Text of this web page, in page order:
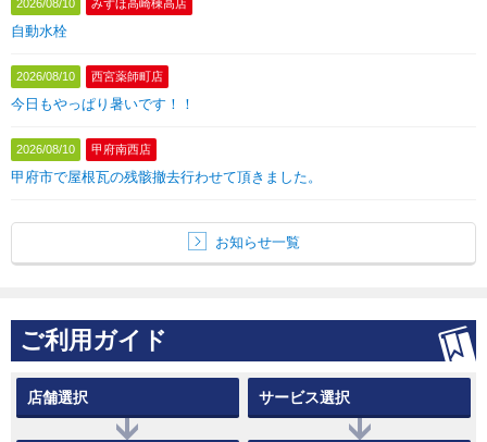
2026/08/10 みずほ高崎棟高店
自動水栓
2026/08/10 西宮薬師町店
今日もやっぱり暑いです！！
2026/08/10 甲府南西店
甲府市で屋根瓦の残骸撤去行わせて頂きました。
お知らせ一覧
ご利用ガイド
店舗選択 サービス選択